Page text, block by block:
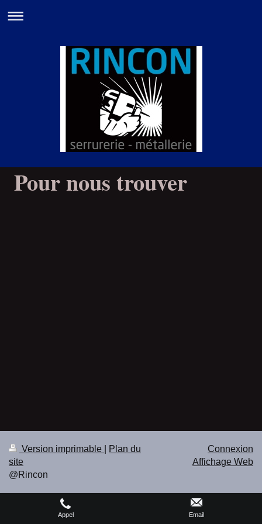
Pour nous trouver
Version imprimable
Plan du
site
@Rincon
Connexion
Affichage Web
Appel Email